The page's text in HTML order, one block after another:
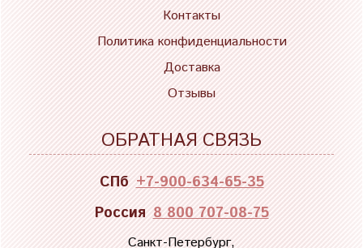
Контакты
Политика конфиденциальности
Доставка
Отзывы
ОБРАТНАЯ СВЯЗЬ
СПб +7-900-634-65-35
Россия 8 800 707-08-75
Санкт-Петербург,